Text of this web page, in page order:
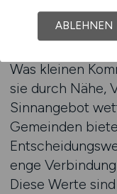
Ihre
sichtbar
Was kleinen
sie durch Nähe,
Sinnangebot
Gemeinden
enge
Diese Werte
ABLEHNEN